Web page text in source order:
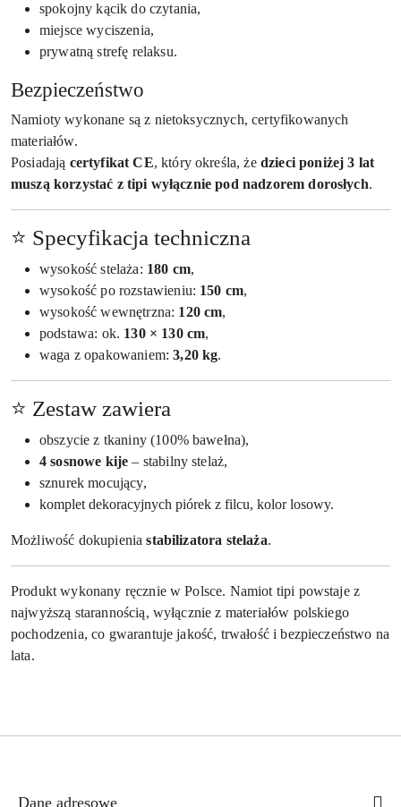
spokojny kącik do czytania,
miejsce wyciszenia,
prywatną strefę relaksu.
Bezpieczeństwo
Namioty wykonane są z nietoksycznych, certyfikowanych
materiałów.
Posiadają certyfikat CE, który określa, że dzieci poniżej 3 lat
muszą korzystać z tipi wyłącznie pod nadzorem dorosłych.
⭐ Specyfikacja techniczna
wysokość stelaża: 180 cm,
wysokość po rozstawieniu: 150 cm,
wysokość wewnętrzna: 120 cm,
podstawa: ok. 130 × 130 cm,
waga z opakowaniem:3,20 kg.
⭐ Zestaw zawiera
obszycie z tkaniny (100% bawełna),
4 sosnowe kije – stabilny stelaż,
sznurek mocujący,
komplet dekoracyjnych piórek z filcu, kolor losowy.
Możliwość dokupieniastabilizatora stelaża.
Produkt wykonany ręcznie w Polsce. Namiot tipi powstaje z
najwyższą starannością, wyłącznie z materiałów polskiego
pochodzenia, co gwarantuje jakość, trwałość i bezpieczeństwo na
lata.
Dane adresowe